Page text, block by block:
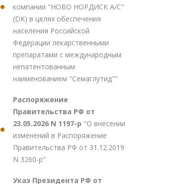
компании "НОВО НОРДИСК А/С"
(DK) в целях обеспечения
населения Российской
Федерации лекарственными
препаратами с международным
непатентованным
наименованием "Семаглутид""
Распоряжение
Правительства РФ от
23.05.2026 N 1197-р "О внесении
изменений в Распоряжение
Правительства РФ от 31.12.2019
N 3260-р"
Указ Президента РФ от